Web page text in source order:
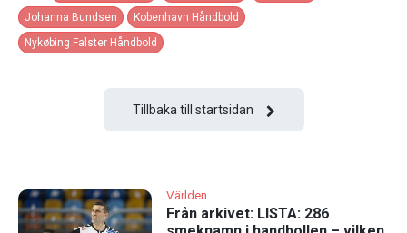
Johanna Bundsen
Kobenhavn Håndbold
Nykøbing Falster Håndbold
Tillbaka till startsidan
Världen
Från arkivet: LISTA: 286